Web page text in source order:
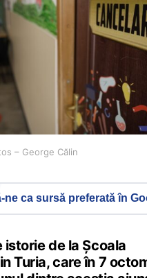
– George Călin
ne ca sursă preferată în
istorie de la Şcoala
Turia, care în 7